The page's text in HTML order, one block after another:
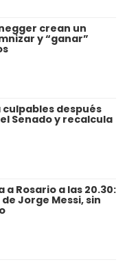
crean un
y “ganar”
culpables después
Senado y recalcula
a Rosario a las 20.30:
Jorge Messi, sin